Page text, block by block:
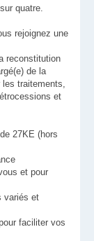
quatre.
rejoignez une
reconstitution
de la
traitements,
et
27KE (hors
et pour
variés et
faciliter vos